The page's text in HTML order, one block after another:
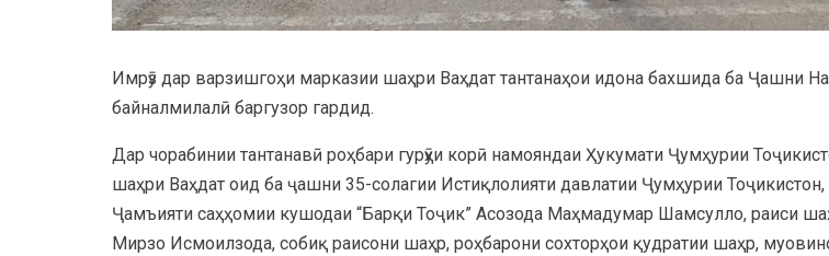
Имрӯз дар варзишгоҳи марказии шаҳри Ваҳдат тантанаҳои идона бахшида ба Ҷашни
байналмилалӣ баргузор гардид.
Дар чорабинии тантанавӣ роҳбари гурӯҳи корӣ намояндаи Ҳукумати Ҷумҳурии
шаҳри Ваҳдат оид ба ҷашни 35-солагии Истиқлолияти давлатии Ҷумҳурии Тоҷикистон,
Ҷамъияти саҳҳомии кушодаи “Барқи Тоҷик” Асозода Маҳмадумар Шамсулло, раиси
Мирзо Исмоилзода, собиқ раисони шаҳр, роҳбарони сохторҳои қудратии шаҳр,